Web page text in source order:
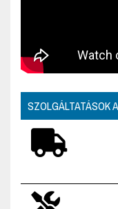
SZOLGÁLTATÁSOK